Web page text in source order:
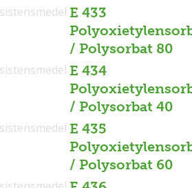
E 433
/ Polysorbat 80
E 434
/ Polysorbat 40
E 435
/ Polysorbat 60